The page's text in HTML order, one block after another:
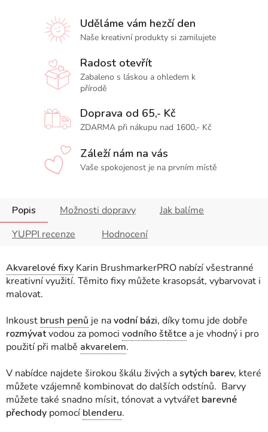
Uděláme vám hezčí den
Naše kreativní produkty si zamilujete
Radost otevřít
Zabaleno s láskou a ohledem k
přírodě
Doprava od 65,- Kč
ZDARMA při nákupu nad 1600,- Kč
Záleží nám na vás
Vaše spokojenost je na prvním místě
Popis Možnosti dopravy
Jak balíme
YUPPI recenze
Hodnocení
Akvarelové fixy Karin BrushmarkerPRO nabízí všestranné
kreativní využití. Těmito fixy můžete krasopsát, vybarvovat i
malovat.
Inkoust brush penů je navodní bázi, díky tomu jde dobře
rozmývatvodou za pomoci vodního štětce a je vhodný i pro
použití při malbě akvarelem.
V nabídce najdete širokou škálu živých asytých barev, které
můžete vzájemně kombinovat do dalších odstínů. Barvy
můžete také snadno mísit, tónovat a vytvářet barevné
přechody pomocí blenderu.